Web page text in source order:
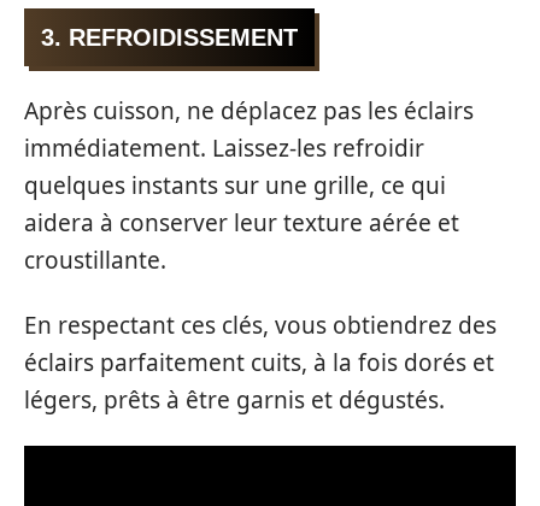
3. REFROIDISSEMENT
Après cuisson, ne déplacez pas les éclairs
immédiatement. Laissez-les refroidir
quelques instants sur une grille, ce qui
aidera à conserver leur texture aérée et
croustillante.
En respectant ces clés, vous obtiendrez des
éclairs parfaitement cuits, à la fois dorés et
légers, prêts à être garnis et dégustés.